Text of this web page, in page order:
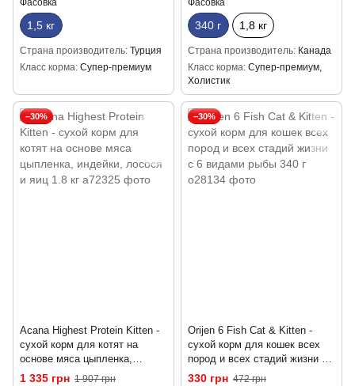
1,5 кг
Страна производитель Турция
Класс корма Супер-премиум
340 г 1,8 кг
Страна производитель Канада
Класс корма Супер-премиум,
Холистик
−30%
Acana Highest Protein Kitten -
сухой корм для котят на
основе мяса цыпленка,
индейки, лосося и яиц 1.8 кг
1 335 грн 1 907 грн
−30%
Orijen 6 Fish Cat & Kitten -
сухой корм для кошек всех
пород и всех стадий жизни с
6 видами рыбы 340 г
330 грн 472 грн